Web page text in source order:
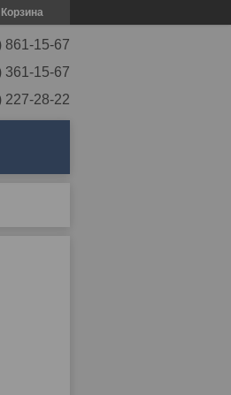
Корзина
861-15-67
361-15-67
227-28-22